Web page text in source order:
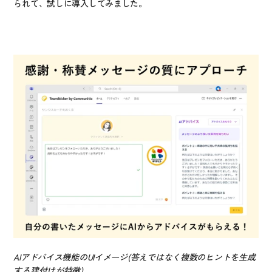
られて、試しに導入してみました。
AIアドバイス機能のUIイメージ(答えではなく複数のヒントを生成